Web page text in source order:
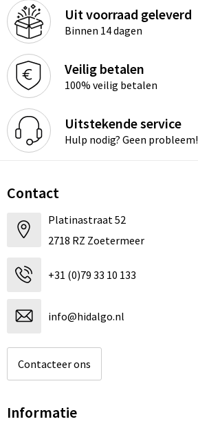
Uit voorraad geleverd
Binnen 14 dagen
Veilig betalen
100% veilig betalen
Uitstekende service
Hulp nodig? Geen probleem!
Contact
Platinastraat 52
2718 RZ Zoetermeer
+31 (0)79 33 10 133
info@hidalgo.nl
Contacteer ons
Informatie